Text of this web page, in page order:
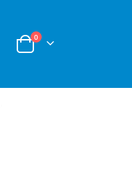
Корзина
0позиции